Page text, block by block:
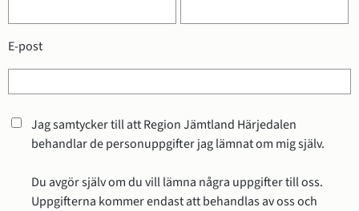
E-post
Jag samtycker till att Region Jämtland Härjedalen
behandlar de personuppgifter jag lämnat om mig själv.
Du avgör själv om du vill lämna några uppgifter till oss.
Uppgifterna kommer endast att behandlas av oss och